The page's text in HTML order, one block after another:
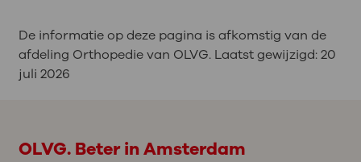
De informatie op deze pagina is afkomstig van de
afdeling Orthopedie van OLVG. Laatst gewijzigd:20
juli 2026
OLVG. Beter in Amsterdam